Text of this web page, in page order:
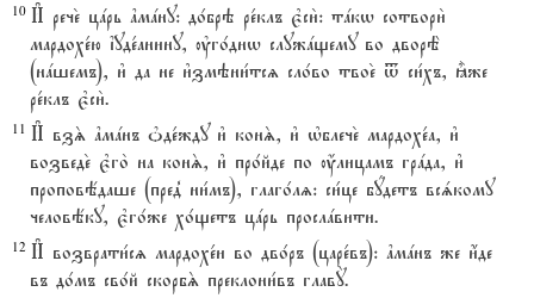
10 И# рече2 цaрь ґмaну: до1брэ ре1клъ є3си2: тaкw сотвори2
мардохе1ю їуде1анину, ўго1днw служaщему во дворЁ
(нaшемъ), и3 да не и3змэни1тсz сло1во твое2 t си1хъ, ±же
ре1клъ є3си2.
11 И# взS ґмaнъ nде1жду и3 конS, и3 њблече2 мардохе1а, и3
возведе2 є3го2 на конS, и3 про1йде по ќлицамъ грaда, и3
проповёдаше (пред8 ни1мъ), глаго1лz: си1це бyдетъ всsкому
человёку, є3го1же хо1щетъ цaрь прослaвити.
12 И# возврати1сz мардохе1и во дво1ръ (царе1въ): ґмaнъ же и4де
въ до1мъ сво1й скорбS преклони1въ главY.